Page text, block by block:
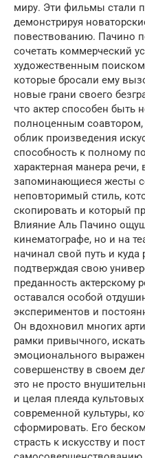
миру. Эти фильмы стали
демонстрируя
повествованию. Пачино
сочетать коммерческий
художественным
которые бросали ему
новые грани своего
что актер способен быть
полноценным
облик произведения
способность к полному
характерная манера
запоминающиеся жесты
неповторимый стиль,
скопировать и который
Влияние Аль Пачино
кинематографе, но и на
начинал свой путь и куда
подтверждая свою
преданность актерскому
оставался особой
экспериментов и
Он вдохновил многих
рамки привычного,
эмоционального
совершенству в своем
это не просто
и целая плеяда
современной культуры,
сформировать. Его
страсть к искусству и